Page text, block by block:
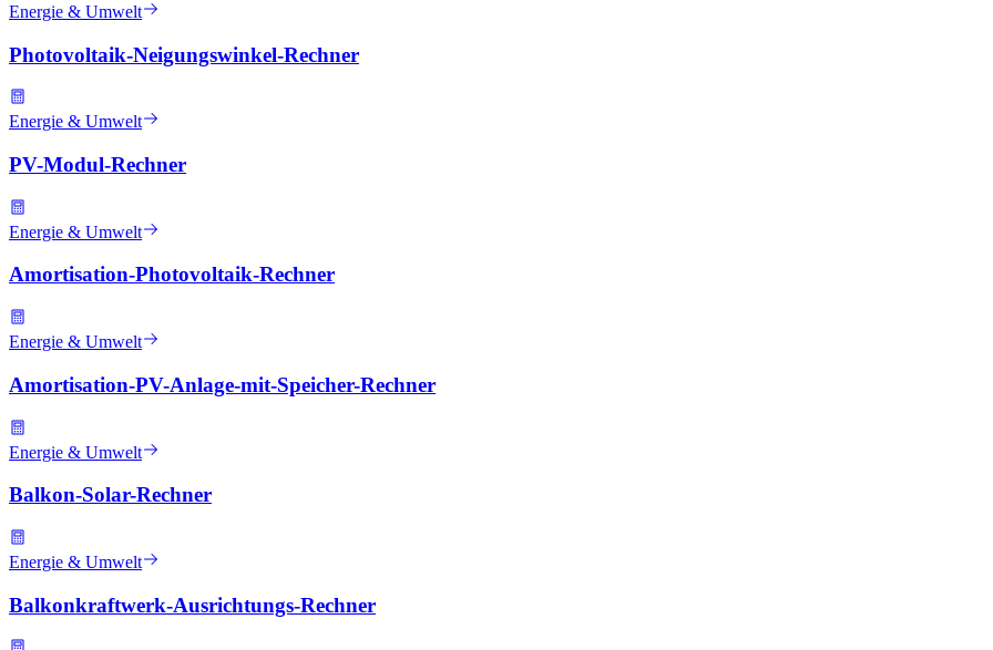
Energie & Umwelt
Photovoltaik-Neigungswinkel-Rechner
Energie & Umwelt
PV-Modul-Rechner
Energie & Umwelt
Amortisation-Photovoltaik-Rechner
Energie & Umwelt
Amortisation-PV-Anlage-mit-Speicher-Rechner
Energie & Umwelt
Balkon-Solar-Rechner
Energie & Umwelt
Balkonkraftwerk-Ausrichtungs-Rechner